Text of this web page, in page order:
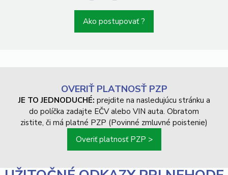
Ako postupovať ?
OVERIŤ PLATNOSŤ PZP
JE TO JEDNODUCHÉ: prejdite na nasledujúcu stránku a
do políčka zadajte EČV alebo VIN auta. Obratom
zistite, či má platné PZP (Povinné zmluvné poistenie)
Overiť platnosť PZP >